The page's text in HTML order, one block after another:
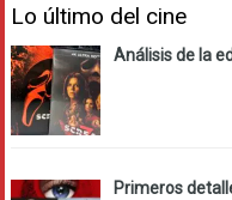
Lo último del cine
Análisis de la
Primeros